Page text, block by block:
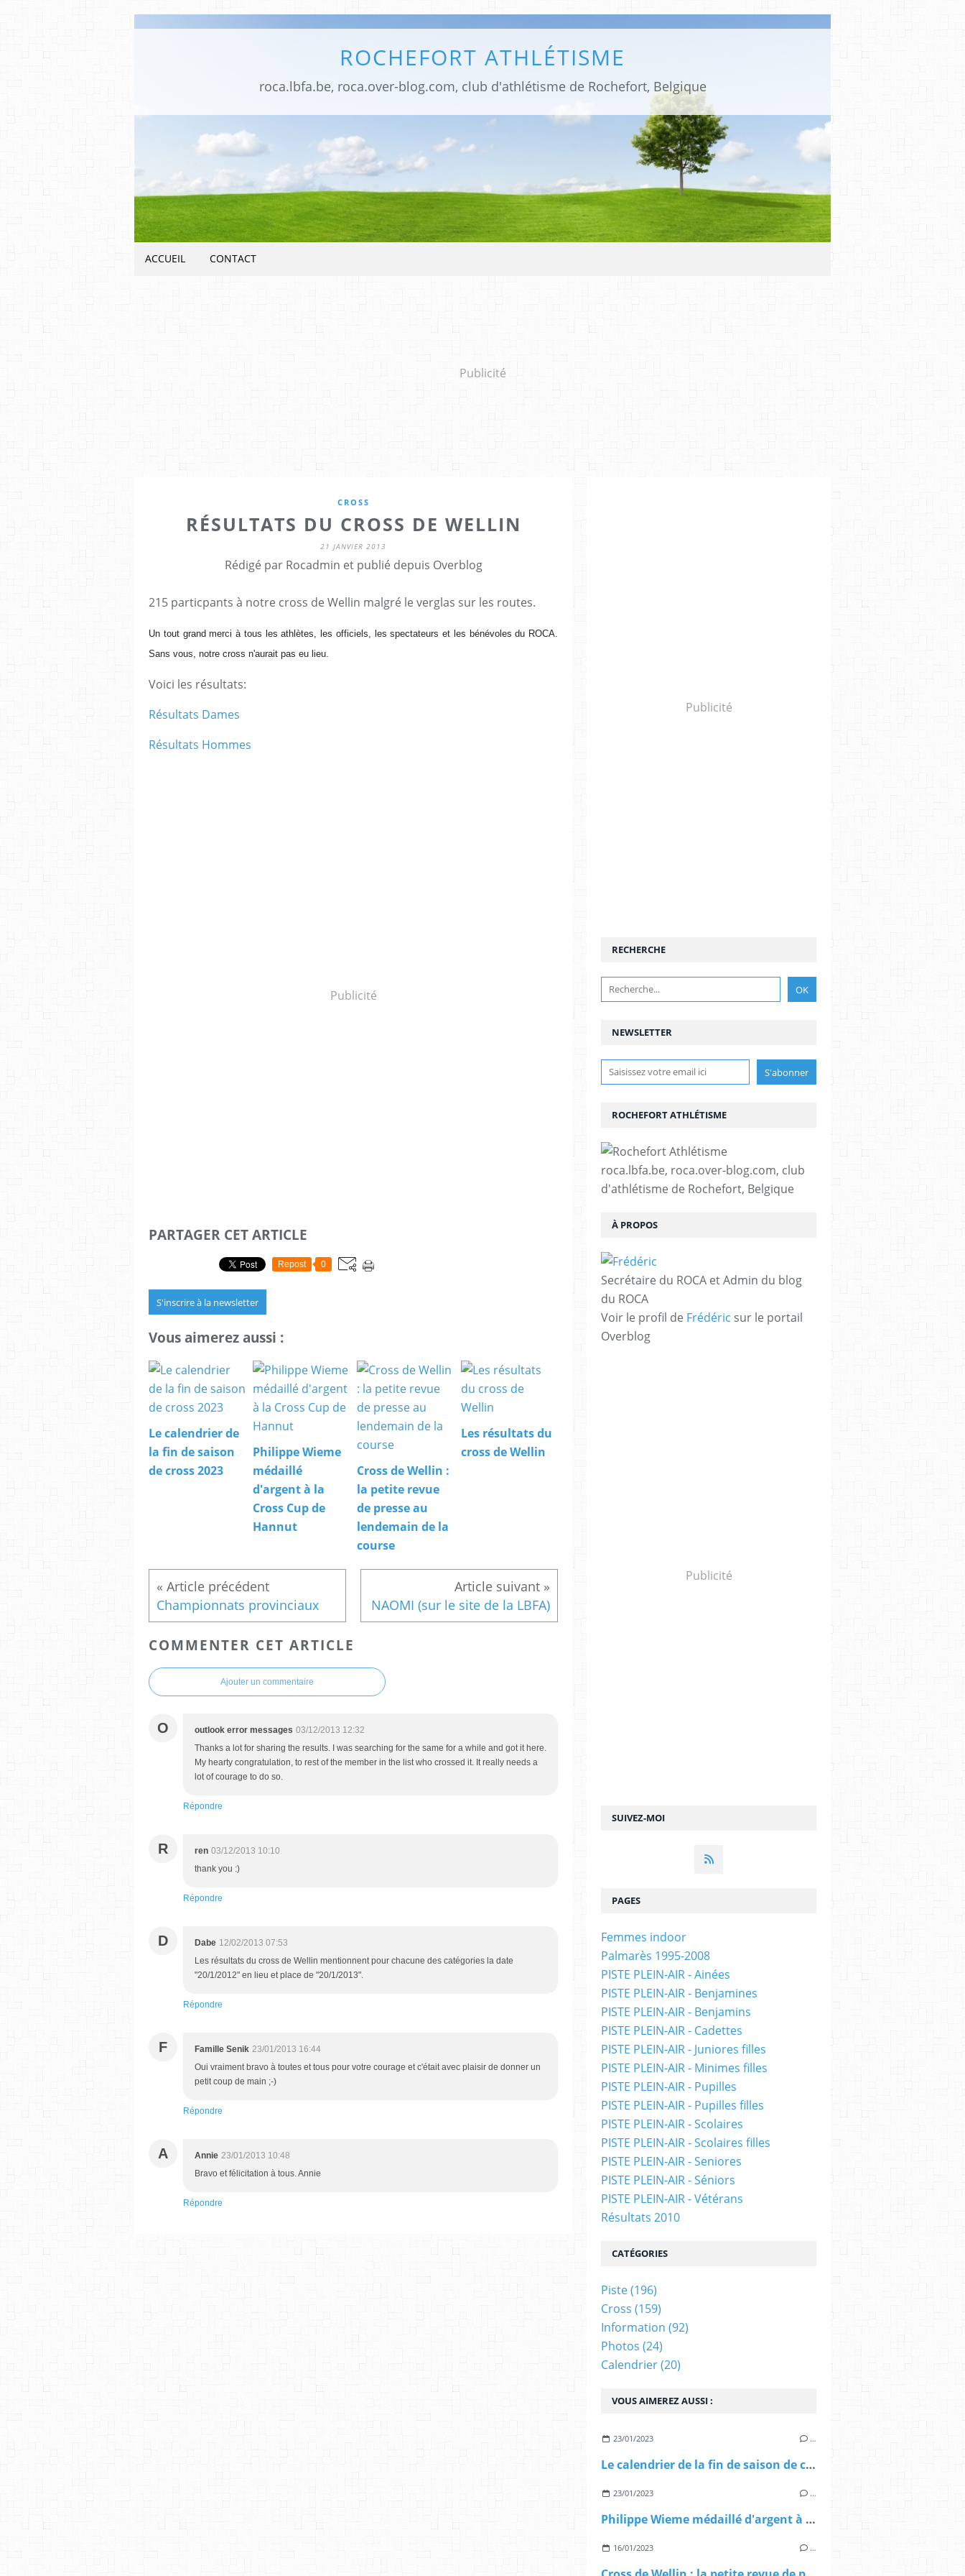
ROCHEFORT ATHLÉTISME
roca.lbfa.be, roca.over-blog.com, club d'athlétisme de Rochefort, Belgique
ACCUEIL CONTACT
Publicité
CROSS
RÉSULTATS DU CROSS DE WELLIN
21 JANVIER 2013
Rédigé par Rocadmin et publié depuis Overblog
215 particpants à notre cross de Wellin malgré le verglas sur les routes.
Un tout grand merci à tous les athlètes, les officiels, les spectateurs et les bénévoles du ROCA.
Sans vous, notre cross n'aurait pas eu lieu.
Voici les résultats:
Résultats Dames
Résultats Hommes
Publicité
PARTAGER CET ARTICLE
Repost 0
S'inscrire à la newsletter
Vous aimerez aussi :
Le calendrier de
la fin de saison
de cross 2023
Philippe Wieme
médaillé
d'argent à la
Cross Cup de
Hannut
Cross de Wellin :
la petite revue
de presse au
lendemain de la
course
Les résultats du
cross de Wellin
Championnats provinciaux NAOMI (sur le site de la LBFA)
COMMENTER CET ARTICLE
Ajouter un commentaire
O outlook error messages 03/12/2013 12:32
Thanks a lot for sharing the results. I was searching for the same for a while and got it here.
My hearty congratulation, to rest of the member in the list who crossed it. It really needs a
lot of courage to do so.
Répondre
R ren 03/12/2013 10:10
thank you :)
Répondre
D Dabe 12/02/2013 07:53
Les résultats du cross de Wellin mentionnent pour chacune des catégories la date
"20/1/2012" en lieu et place de "20/1/2013".
Répondre
F Famille Senik 23/01/2013 16:44
Oui vraiment bravo à toutes et tous pour votre courage et c'était avec plaisir de donner un
petit coup de main ;-)
Répondre
A Annie 23/01/2013 10:48
Bravo et félicitation à tous. Annie
Répondre
Publicité
NEWSLETTER
SUIVEZ-MOI
RECHERCHE
ROCHEFORT ATHLÉTISME
roca.lbfa.be, roca.over-blog.com, club
d'athlétisme de Rochefort, Belgique
À PROPOS
Secrétaire du ROCA et Admin du blog
du ROCA
Voir le profil de Frédéric sur le portail
Overblog
Publicité
VOUS AIMEREZ AUSSI :
23/01/2023 …
Le calendrier de la fin de saison de cross 2023
23/01/2023 …
Philippe Wieme médaillé d'argent à la Cross Cup de Hannut
16/01/2023 …
PAGES
Femmes indoor
Palmarès 1995-2008
PISTE PLEIN-AIR - Ainées
PISTE PLEIN-AIR - Benjamines
PISTE PLEIN-AIR - Benjamins
PISTE PLEIN-AIR - Cadettes
PISTE PLEIN-AIR - Juniores filles
PISTE PLEIN-AIR - Minimes filles
PISTE PLEIN-AIR - Pupilles
PISTE PLEIN-AIR - Pupilles filles
PISTE PLEIN-AIR - Scolaires
PISTE PLEIN-AIR - Scolaires filles
PISTE PLEIN-AIR - Seniores
PISTE PLEIN-AIR - Séniors
PISTE PLEIN-AIR - Vétérans
Résultats 2010
CATÉGORIES
Piste(196)
Cross (159)
Information (92)
Photos (24)
Calendrier(20)